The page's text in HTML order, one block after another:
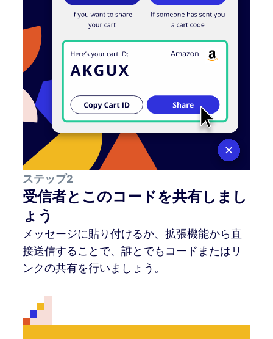
ステップ2
受信者とこのコードを共有しまし
ょう
メッセージに貼り付けるか、拡張機能から直
接送信することで、誰とでもコードまたはリ
ンクの共有を行いましょう。